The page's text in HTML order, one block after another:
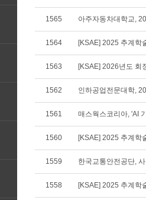
1565 아주자동차대학교,
1564 [KSAE] 2025 추계학
1563 [KSAE] 2026년도 회
1562 인하공업전문대학,
1561 매스웍스코리아, 'AI
1560 [KSAE] 2025 추계학
1559 한국교통안전공단,
1558 [KSAE] 2025 추계학